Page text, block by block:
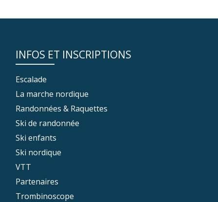
INFOS ET INSCRIPTIONS
Escalade
La marche nordique
Randonnées & Raquettes
Ski de randonnée
Ski enfants
Ski nordique
VTT
Partenaires
Trombinoscope